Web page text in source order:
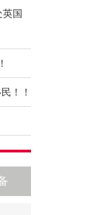
英国
！！